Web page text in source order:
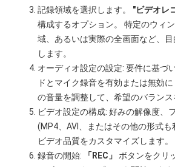
記録領域を選択します。 "ビデオレ
構成するオプション。 特定のウィ
域、あるいは実際の全画面など、
します。
オーディオ設定の設定: 要件に基づ
ドとマイク録音を有効または無効
の音量を調整して、希望のバランス
ビデオ設定の構成: 好みの解像度、
(MP4、AVI、またはその他の形式
ビデオ品質をカスタマイズします。
録音の開始:
「REC」
ボタンをクリ